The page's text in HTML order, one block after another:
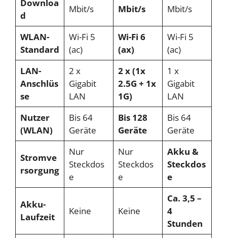
Downloa
d
Mbit/s
Mbit/s
Mbit/s
WLAN-
Standard
Wi-Fi 5
(ac)
Wi-Fi 6
(ax)
Wi-Fi 5
(ac)
LAN-
Anschlüs
se
2 x
Gigabit
LAN
2 x (1x
2.5G + 1x
1G)
1 x
Gigabit
LAN
Nutzer
(WLAN)
Bis 64
Geräte
Bis 128
Geräte
Bis 64
Geräte
Stromve
rsorgung
Nur
Steckdos
e
Nur
Steckdos
e
Akku &
Steckdos
e
Akku-
Laufzeit
Keine Keine
Ca. 3,5 –
4
Stunden